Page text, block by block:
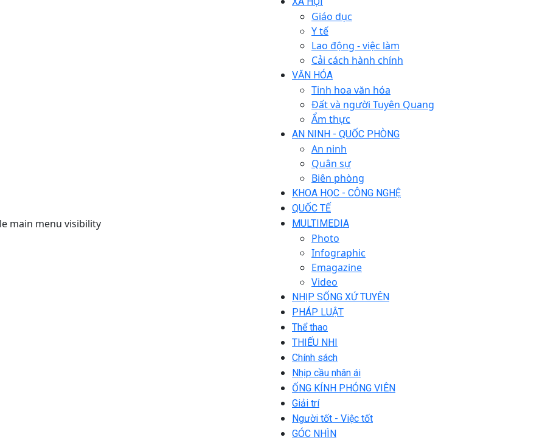
main menu visibility
Giáo dục
Y tế
Lao động - việc làm
Cải cách hành chính
VĂN HÓA
Tinh hoa văn hóa
Đất và người Tuyên Quang
Ẩm thực
AN NINH - QUỐC PHÒNG
An ninh
Quân sự
Biên phòng
KHOA HỌC - CÔNG NGHỆ
QUỐC TẾ
MULTIMEDIA
Photo
Infographic
Emagazine
Video
NHỊP SỐNG XỨ TUYÊN
PHÁP LUẬT
Thể thao
THIẾU NHI
Chính sách
Nhịp cầu nhân ái
ỐNG KÍNH PHÓNG VIÊN
Giải trí
Người tốt - Việc tốt
GÓC NHÌN